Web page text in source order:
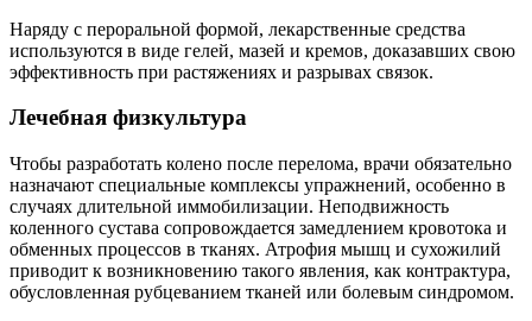
Наряду с пероральной формой, лекарственные средства
используются в виде гелей, мазей и кремов, доказавших свою
эффективность при растяжениях и разрывах связок.
Лечебная физкультура
Чтобы разработать колено после перелома, врачи обязательно
назначают специальные комплексы упражнений, особенно в
случаях длительной иммобилизации. Неподвижность
коленного сустава сопровождается замедлением кровотока и
обменных процессов в тканях. Атрофия мышц и сухожилий
приводит к возникновению такого явления, как контрактура,
обусловленная рубцеванием тканей или болевым синдромом.